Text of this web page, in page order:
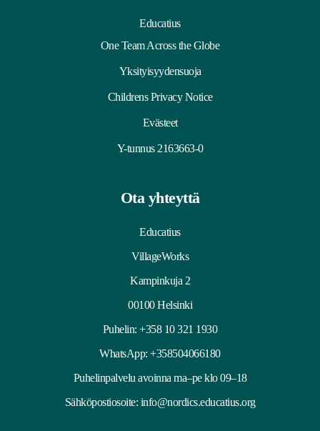
Educatius
One Team Across the Globe
Yksityisyydensuoja
Childrens Privacy Notice
Evästeet
Y-tunnus 2163663-0
Ota yhteyttä
Educatius
VillageWorks
Kampinkuja 2
00100 Helsinki
Puhelin:+358 10 321 1930
WhatsApp: +358504066180
Puhelinpalvelu avoinna ma–pe klo 09–18
Sähköpostiosoite: info@nordics.educatius.org